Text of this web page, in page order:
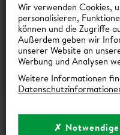
Wir verwenden Cookies,
personalisieren,
können und die Zugriffe
Außerdem geben wir
unserer Website an
Werbung und Analysen
Weitere Informationen
✗
EINKAUF